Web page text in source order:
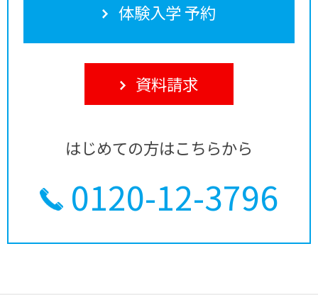
体験入学 予約
資料請求
はじめての方はこちらから
0120-12-3796